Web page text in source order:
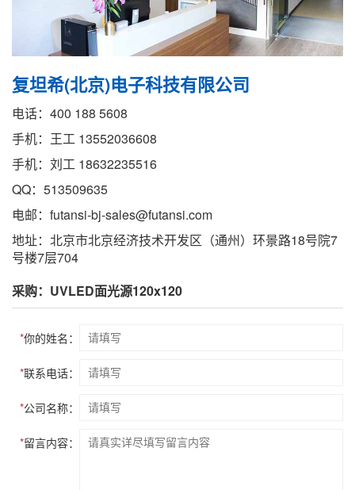
复坦希(北京)电子科技有限公司
电话：400 188 5608
手机：王工 13552036608
手机：刘工 18632235516
QQ：513509635
电邮：futansi-bj-sales@futansi.com
地址：北京市北京经济技术开发区（通州）环景路18号院7
号楼7层704
采购：UVLED面光源120x120
*你的姓名：
*联系电话：
*公司名称：
*留言内容：